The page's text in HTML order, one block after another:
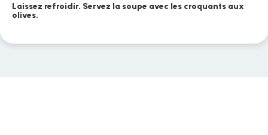
Laissez refroidir. Servez la soupe avec les croquants aux
olives.